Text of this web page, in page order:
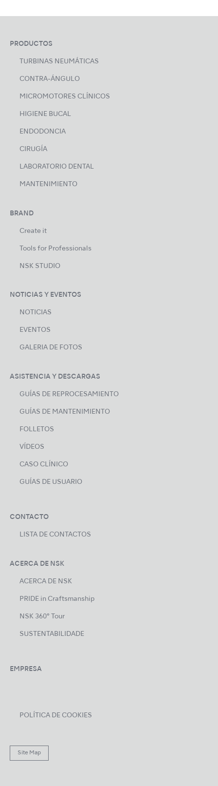
PRODUCTOS
TURBINAS NEUMÁTICAS
CONTRA-ÁNGULO
MICROMOTORES CLÍNICOS
HIGIENE BUCAL
ENDODONCIA
CIRUGÍA
LABORATORIO DENTAL
MANTENIMIENTO
BRAND
Create it
Tools for Professionals
NSK STUDIO
NOTICIAS Y EVENTOS
NOTICIAS
EVENTOS
GALERIA DE FOTOS
ASISTENCIA Y DESCARGAS
GUÍAS DE REPROCESAMIENTO
GUÍAS DE MANTENIMIENTO
FOLLETOS
VÍDEOS
CASO CLÍNICO
GUÍAS DE USUARIO
CONTACTO
LISTA DE CONTACTOS
ACERCA DE NSK
ACERCA DE NSK
PRIDE in Craftsmanship
NSK 360° Tour
SUSTENTABILIDADE
EMPRESA
POLÍTICA DE COOKIES
Site Map